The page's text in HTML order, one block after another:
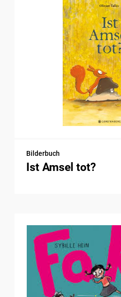
Bilderbuch
Ist Amsel tot?